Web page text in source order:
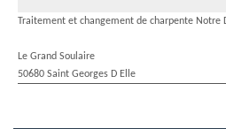
Traitement et changement de charpente Notre
Le Grand Soulaire
50680 Saint Georges D Elle